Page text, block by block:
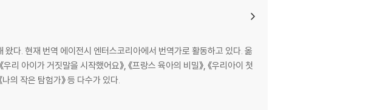
다. 현재 번역 에이전시 엔터스코리아에서 번역가로 활동하고 있다. 옮
우리 아이가 거짓말을 시작했어요》, 《프랑스 육아의 비밀》, 《우리아이 첫
나의 작은 탐험가》 등 다수가 있다.